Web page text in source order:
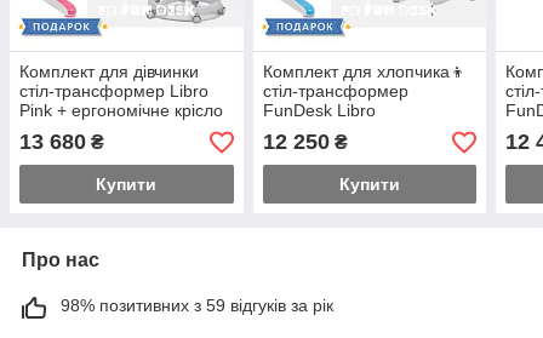
Комплект для дівчинки
стіл-трансформер Libro
Pink + ергономічне крісло
13 680 ₴
Купити
Комплект для хлопчика👦
стіл-трансформер
FunDesk Libro
Blue+ергономічне крісло
FunDesk Solerte Blue
12 250₴
Купити
12
Про нас
98% позитивних з 59 відгуків за рік